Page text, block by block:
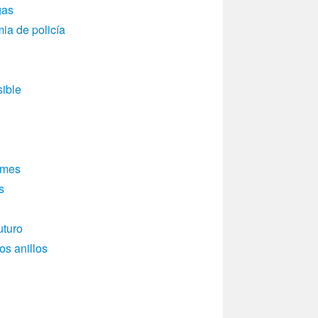
de policí­a
anillos